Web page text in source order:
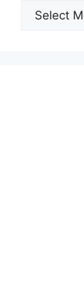
Archive